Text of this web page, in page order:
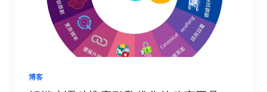
和价格各不相同。选择合适的工具至关重要，就像一
个工匠需要选择合适的工具才能更好地完成工作一
样。在选择工具之前，你需要明确自己的需求和预
算。有些工具功能强大，但价格昂贵；有些工具功能
简单，但价格亲民。你需要根据自己的实际情况，权
衡利弊，选择最合适的工具。 以下是一些常用的链接
权威性和可信度的认可。高质量的链接越多，搜索引
擎就越信任你的网站，你的排名自然也就越高。这就
好比现实生活中的社交圈，朋友越多，人脉越广，你
的影响力也就越大。链接建设不仅仅关乎排名，更关
乎你的在线业务的整体成功与长远发展。一个强大的
链接配置文件不仅可以带来更高的品牌知名度和更多
的推荐流量，更能建立起坚实的用户信任，为你的业
博客